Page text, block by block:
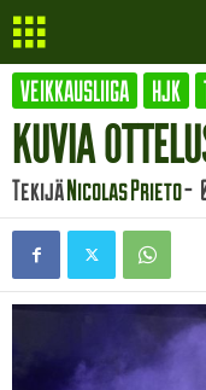
VEIKKAUSLIIGA HJK
KUVIA
TekijäNicolas Prieto-